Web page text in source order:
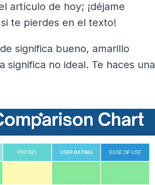
artículo de hoy; ¡déjame
te pierdes en el texto!
significa bueno, amarillo
significa no ideal. Te haces una